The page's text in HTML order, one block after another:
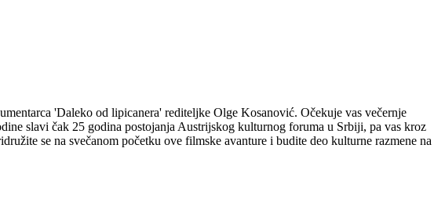
'Daleko od lipicanera' rediteljke Olge Kosanović. Očekuje vas večernje
slavi čak 25 godina postojanja Austrijskog kulturnog foruma u Srbiji, pa vas kroz
se na svečanom početku ove filmske avanture i budite deo kulturne razmene na